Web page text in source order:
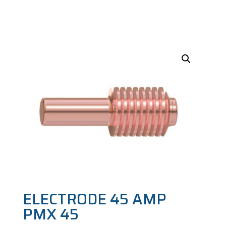
ELECTRODE 45 AMP
PMX 45